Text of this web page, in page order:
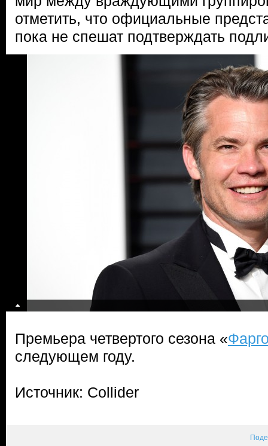
отметить, что официальные
пока не спешат подтверждать
Премьера четвертого сезона «
следующем году.
Источник: Collider